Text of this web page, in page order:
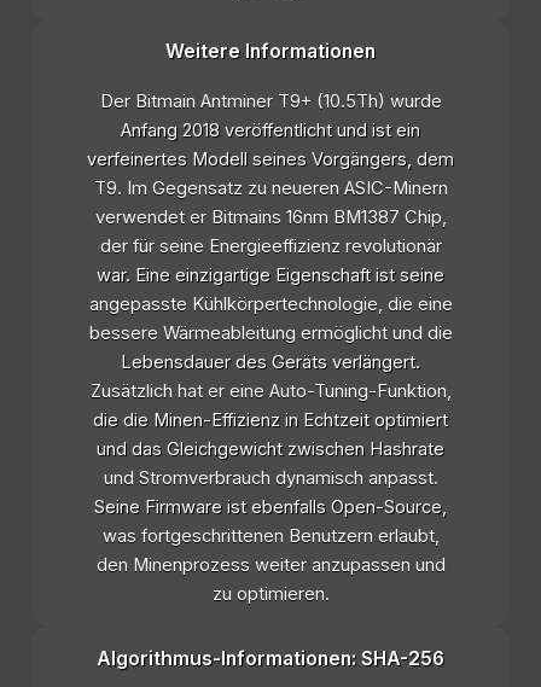
Weitere Informationen
Der Bitmain Antminer T9+ (10.5Th) wurde
Anfang 2018 veröffentlicht und ist ein
verfeinertes Modell seines Vorgängers, dem
T9. Im Gegensatz zu neueren ASIC-Minern
verwendet er Bitmains 16nm BM1387 Chip,
der für seine Energieeffizienz revolutionär
war. Eine einzigartige Eigenschaft ist seine
angepasste Kühlkörpertechnologie, die eine
bessere Wärmeableitung ermöglicht und die
Lebensdauer des Geräts verlängert.
Zusätzlich hat er eine Auto-Tuning-Funktion,
die die Minen-Effizienz in Echtzeit optimiert
und das Gleichgewicht zwischen Hashrate
und Stromverbrauch dynamisch anpasst.
Seine Firmware ist ebenfalls Open-Source,
was fortgeschrittenen Benutzern erlaubt,
den Minenprozess weiter anzupassen und
zu optimieren.
Algorithmus-Informationen: SHA-256